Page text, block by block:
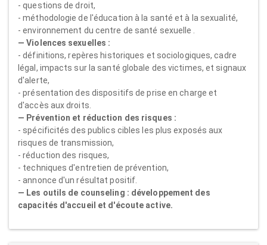
- questions de droit,
- méthodologie de l'éducation à la santé et à la sexualité,
- environnement du centre de santé sexuelle .
— Violences sexuelles :
- définitions, repères historiques et sociologiques, cadre
légal, impacts sur la santé globale des victimes, et signaux
d'alerte,
- présentation des dispositifs de prise en charge et
d'accès aux droits.
— Prévention et réduction des risques :
- spécificités des publics cibles les plus exposés aux
risques de transmission,
- réduction des risques,
- techniques d'entretien de prévention,
- annonce d'un résultat positif.
— Les outils de counseling : développement des
capacités d'accueil et d'écoute active.